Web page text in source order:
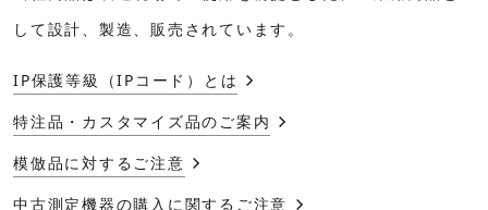
して設計、製造、販売されています。
IP保護等級（IPコード）とは
特注品・カスタマイズ品のご案内
模倣品に対するご注意
中古測定機器の購入に関するご注意